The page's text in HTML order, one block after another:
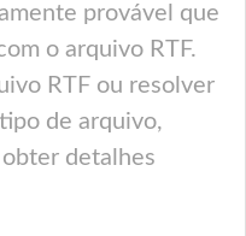
provável que
o arquivo RTF.
RTF ou resolver
de arquivo,
detalhes